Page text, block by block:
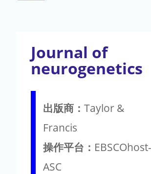
Journal of
neurogenetics
出版商： Taylor &
Francis
操作平台： EBSCOhost-
ASC